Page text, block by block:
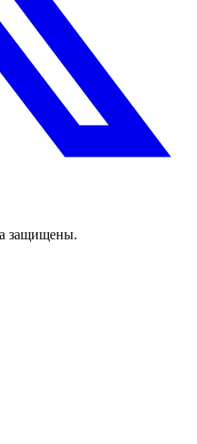
защищены.